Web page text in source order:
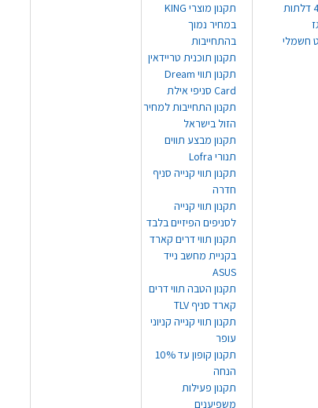
חשמלי
תקנון מוצרי KING
במחיר נמוך
בהתחייבות
תקנון תוכנית טריידאין
תקנון תווי Dream
Card סניפי אילת
תקנון התחייבות למחיר
הזול בישראל
תקנון מבצע תווים
תנורי Lofra
תקנון תווי קנייה סניף
חדרה
תקנון תווי קנייה
לסניפים הפיזיים בלבד
תקנון תווי דרים קארד
בקניית מחשב נייד
ASUS
תקנון הטבה תווי דרים
קארד סניף TLV
תקנון תווי קנייה קניוני
עופר
תקנון קופון עד 10%
הנחה
תקנון פעילות
משפיענים